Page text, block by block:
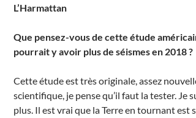
L’Harmattan
Que pensez-vous de cette étude
pourrait y avoir plus de séismes en 2018 ?
Cette étude est très originale, assez
scientifique, je pense qu’il faut la tester. Je
plus. Il est vrai que la Terre en tournant est